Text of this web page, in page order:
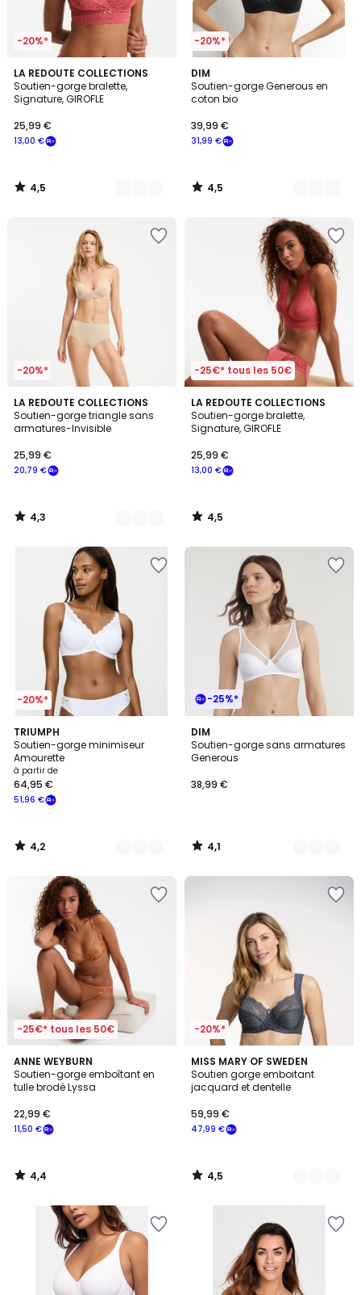
-20%*
LA REDOUTE COLLECTIONS
Soutien-gorge bralette,
Signature, GIROFLE
13,00 €
25,99 €
4,5
/ 5
2
Couleurs
4,5
/
-20%*
DIM
Soutien-gorge Generous en
coton bio
31,99 €
39,99 €
4,5
/ 5
5
Couleurs
4,5
/
-20%*
LA REDOUTE COLLECTIONS
Soutien-gorge triangle sans
armatures-Invisible
20,79 €
25,99 €
4,3
/ 5
3
Couleurs
4,3
/
-25€* tous les 50€
LA REDOUTE COLLECTIONS
Soutien-gorge bralette,
Signature, GIROFLE
13,00 €
25,99 €
4,5
/ 5
4,5
/
-20%*
TRIUMPH
Soutien-gorge minimiseur
Amourette
à partir de
51,96 €
64,95 €
4,2
/ 5
4
Couleurs
4,2
/
-25%*
DIM
Soutien-gorge sans armatures
Generous
38,99 €
4,1
/ 5
4
Couleurs
4,1
/
-25€* tous les 50€
ANNE WEYBURN
Soutien-gorge emboîtant en
tulle brodé Lyssa
11,50 €
22,99 €
4,4
/ 5
4,4
/
-20%*
MISS MARY OF SWEDEN
Soutien gorge emboitant
jacquard et dentelle
47,99 €
59,99 €
4,5
/ 5
8
Couleurs
4,5
/